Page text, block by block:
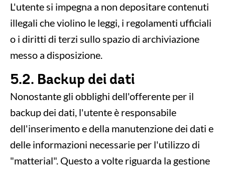
L'utente si impegna a non depositare contenuti
illegali che violino le leggi, i regolamenti ufficiali
o i diritti di terzi sullo spazio di archiviazione
messo a disposizione.
5.2. Backup dei dati
Nonostante gli obblighi dell'offerente per il
backup dei dati, l'utente è responsabile
dell'inserimento e della manutenzione dei dati e
delle informazioni necessarie per l'utilizzo di
"matterial". Questo a volte riguarda la gestione